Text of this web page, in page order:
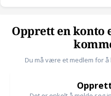
Opprett en konto
Du må være et medlem for